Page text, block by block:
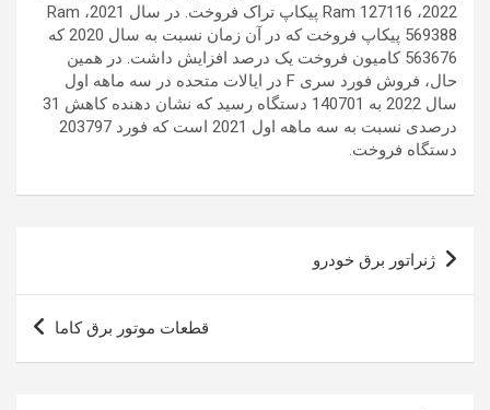
2022، Ram 127116 پیکاپ تراک فروخت. در سال 2021، Ram
569388 پیکاپ فروخت که در آن زمان نسبت به سال 2020 که
563676 کامیون فروخت یک درصد افزایش داشت. در همین
حال، فروش فورد سری F
در ایالات متحده در سه ماهه اول
سال 2022 به 140701 دستگاه رسید که نشان دهنده کاهش 31
درصدی نسبت به سه ماهه اول 2021 است که فورد 203797
دستگاه فروخت.
راهبری
نوشته
ژنراتور برق خودرو
قطعات موتور برق کاما